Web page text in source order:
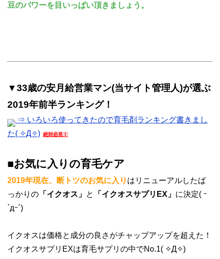
豆のパワーを目いっぱい頂きましょう。
▼33歳の安月給営業マン(当サイト管理人)が選ぶ
2019年前半ランキング！
⇒ いろいろ使ってきたので育毛剤ランキング書きまし
た( ✧Д✧) 絶対必見！
■お気に入りの育毛ケア
2019年現在、断トツのお気に入り はリニューアルしたば
っかりの 「イクオス」 と 「イクオスサプリEX」 に決定( ｰ
`дｰ´)
イクオスは価格と成分の良さがチャップアップを超えた！
イクオスサプリEXは育毛サプリの中でNo.1( ✧Д✧)